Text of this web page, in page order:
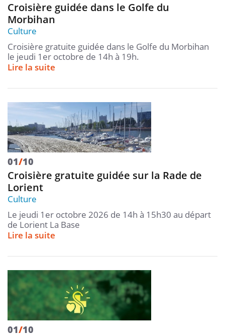
Croisière guidée dans le Golfe du
Morbihan
Culture
Croisière gratuite guidée dans le Golfe du Morbihan
le jeudi 1er octobre de 14h à 19h.
Lire la suite
01/10
Croisière gratuite guidée sur la Rade de
Lorient
Culture
Le jeudi 1er octobre 2026 de 14h à 15h30 au départ
de Lorient La Base
Lire la suite
01/10